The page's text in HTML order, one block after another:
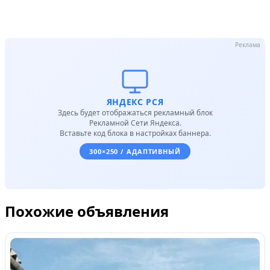
ЯНДЕКС РСЯ
Здесь будет отображаться рекламный блок
Рекламной Сети Яндекса.
Вставьте код блока в настройках баннера.
300×250 / АДАПТИВНЫЙ
Реклама
Похожие объявления